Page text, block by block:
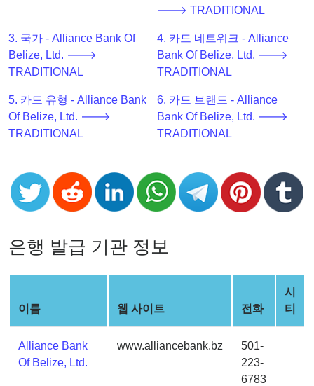
BIN
Checker
v2
BIN
CC
Generator
Credit
Validator
Credit
Card
Random
Credit
Card
Generator
🡒 TRADITIONAL
3. 국가 - Alliance Bank Of
Belize, Ltd. 🡒
TRADITIONAL
4. 카드 네트워크 - Alliance
Bank Of Belize, Ltd. 🡒
TRADITIONAL
5. 카드 유형 - Alliance Bank
Of Belize, Ltd. 🡒
TRADITIONAL
6. 카드 브랜드 - Alliance
Bank Of Belize, Ltd. 🡒
TRADITIONAL
은행 발급 기관 정보
이름 웹 사이트 전화
시
티
Alliance Bank
Of Belize, Ltd.
www.alliancebank.bz
501-
223-
6783